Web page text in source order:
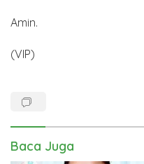
Amin.
(VIP)
Baca Juga